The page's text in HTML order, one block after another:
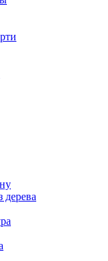
дерева